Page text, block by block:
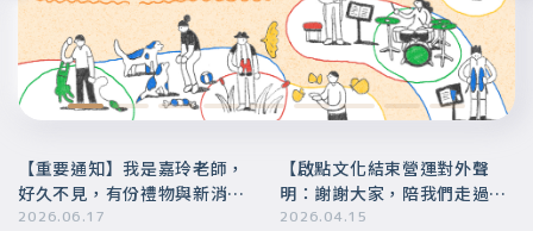
【重要通知】我是嘉玲老師，
好久不見，有份禮物與新消息
要帶給你
2026.06.17
【啟點文化結束營運對外聲
明：謝謝大家，陪我們走過這
段美好的旅程】
2026.04.15